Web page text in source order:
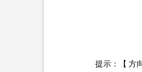
提示：【 方